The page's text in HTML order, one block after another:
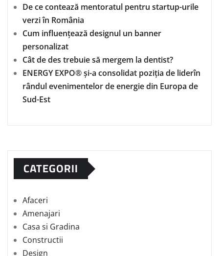
De ce contează mentoratul pentru startup-urile
verzi în România
Cum influențează designul un banner
personalizat
Cât de des trebuie să mergem la dentist?
ENERGY EXPO® și-a consolidat poziția de liderîn
rândul evenimentelor de energie din Europa de
Sud-Est
CATEGORII
Afaceri
Amenajari
Casa si Gradina
Constructii
Design